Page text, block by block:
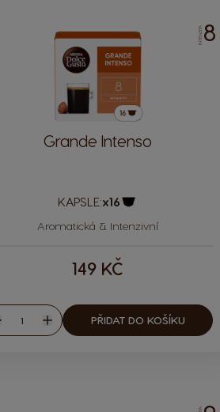
INTENZITA8
Grande Intenso
KAPSLE:x16
Aromatická & Intenzivní
149 KČ
Množství
Zvýšit
PŘIDAT DO KOŠÍKU